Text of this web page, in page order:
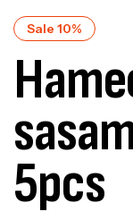
Sale 10%
5pcs